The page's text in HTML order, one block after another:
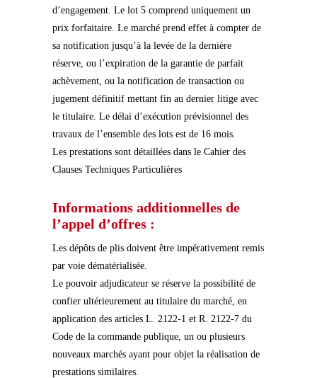
d’engagement. Le lot 5 comprend uniquement un
prix forfaitaire. Le marché prend effet à compter de
sa notification jusqu’à la levée de la dernière
réserve, ou l’expiration de la garantie de parfait
achèvement, ou la notification de transaction ou
jugement définitif mettant fin au dernier litige avec
le titulaire. Le délai d’exécution prévisionnel des
travaux de l’ensemble des lots est de 16 mois.
Les prestations sont détaillées dans le Cahier des
Clauses Techniques Particulières
Informations additionnelles de
l’appel d’offres :
Les dépôts de plis doivent être impérativement remis
par voie dématérialisée.
Le pouvoir adjudicateur se réserve la possibilité de
confier ultérieurement au titulaire du marché, en
application des articles L. 2122-1 et R. 2122-7 du
Code de la commande publique, un ou plusieurs
nouveaux marchés ayant pour objet la réalisation de
prestations similaires.